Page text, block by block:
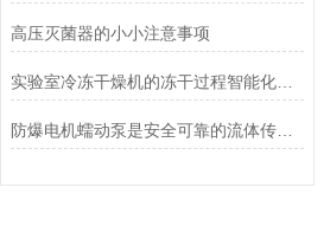
高压灭菌器的小小注意事项
实验室冷冻干燥机的冻干过程智能化功能和基本操作流程
防爆电机蠕动泵是安全可靠的流体传送解决方案